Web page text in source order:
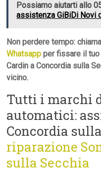
Possiamo aiutarti allo
assistenza GiBiDi Novi
Non perdere tempo:
Whatsapp per fissare il
Cardin a Concordia sulla
vicino.
Tutti i marchi
automatici:
Concordia
riparazione
sulla Secchia